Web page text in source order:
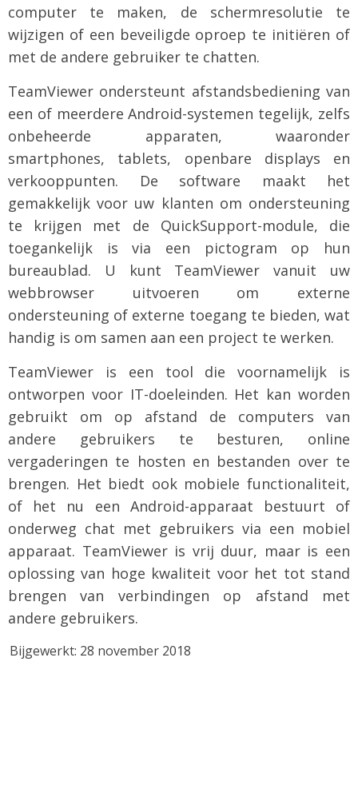
computer te maken, de schermresolutie te
wijzigen of een beveiligde oproep te initiëren of
met de andere gebruiker te chatten.
TeamViewer ondersteunt afstandsbediening van
een of meerdere Android-systemen tegelijk, zelfs
onbeheerde apparaten, waaronder
smartphones, tablets, openbare displays en
verkooppunten. De software maakt het
gemakkelijk voor uw klanten om ondersteuning
te krijgen met de QuickSupport-module, die
toegankelijk is via een pictogram op hun
bureaublad. U kunt TeamViewer vanuit uw
webbrowser uitvoeren om externe
ondersteuning of externe toegang te bieden, wat
handig is om samen aan een project te werken.
TeamViewer is een tool die voornamelijk is
ontworpen voor IT-doeleinden. Het kan worden
gebruikt om op afstand de computers van
andere gebruikers te besturen, online
vergaderingen te hosten en bestanden over te
brengen. Het biedt ook mobiele functionaliteit,
of het nu een Android-apparaat bestuurt of
onderweg chat met gebruikers via een mobiel
apparaat. TeamViewer is vrij duur, maar is een
oplossing van hoge kwaliteit voor het tot stand
brengen van verbindingen op afstand met
andere gebruikers.
Bijgewerkt: 28 november 2018